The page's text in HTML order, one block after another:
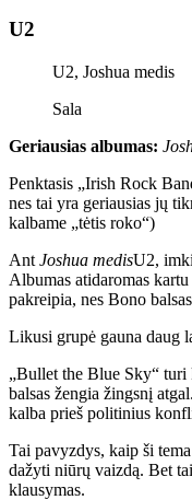
U2
U2, Joshua medis
Sala
Geriausias albumas:
Penktasis „Irish Rock
nes tai yra geriausias jų
kalbame „tėtis roko“)
Ant Joshua medisU2,
Albumas atidaromas
pakreipia, nes Bono
Likusi grupė gauna daug
„Bullet the Blue Sky“ turi
balsas žengia žingsnį
kalba prieš politinius
Tai pavyzdys, kaip ši
dažyti niūrų vaizdą. Bet
klausymas.